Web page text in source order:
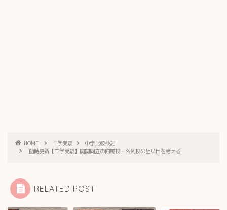
HOME 中学受験
中学比較検討
随時更新【中学受験】関関同立の附属校・系列校の狙い目を考える
RELATED POST